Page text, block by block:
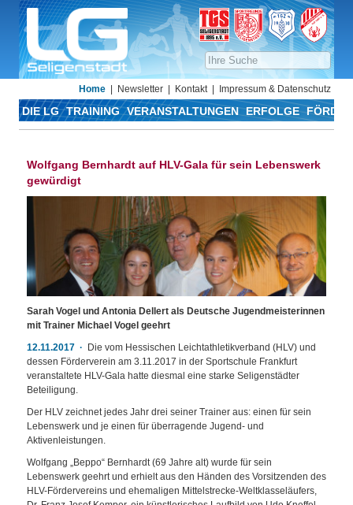
Home Newsletter Kontakt Impressum & Datenschutz
DIE LG TRAINING VERANSTALTUNGEN ERFOLGE
Wolfgang Bernhardt auf HLV-Gala für sein Lebenswerk
gewürdigt
Sarah Vogel und Antonia Dellert als Deutsche Jugendmeisterinnen
mit Trainer Michael Vogel geehrt
12.11.2017
Die vom Hessischen Leichtathletikverband (HLV) und
dessen Förderverein am 3.11.2017 in der Sportschule Frankfurt
veranstaltete HLV-Gala hatte diesmal eine starke Seligenstädter
Beteiligung.
Der HLV zeichnet jedes Jahr drei seiner Trainer aus: einen für sein
Lebenswerk und je einen für überragende Jugend- und
Aktivenleistungen.
Wolfgang „Beppo“ Bernhardt (69 Jahre alt) wurde für sein
Lebenswerk geehrt und erhielt aus den Händen des Vorsitzenden des
HLV-Fördervereins und ehemaligen Mittelstrecke-Weltklasseläufers,